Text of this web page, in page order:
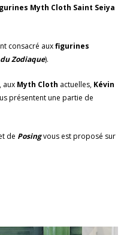
Myth Cloth Saint Seiya
consacré auxfigurines
Zodiaque).
, aux Myth Cloth actuelles, Kévin
présentent une partie de
de Posingvous est proposé sur